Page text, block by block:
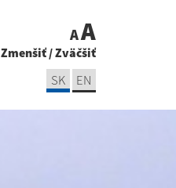
AA
Zmenšiť/Zväčšiť
SK EN